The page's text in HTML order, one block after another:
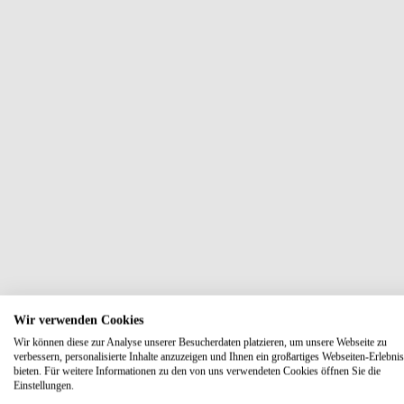
Wir verwenden Cookies
Wir können diese zur Analyse unserer Besucherdaten platzieren, um unsere Webseite zu
verbessern, personalisierte Inhalte anzuzeigen und Ihnen ein großartiges Webseiten-
bieten. Für weitere Informationen zu den von uns verwendeten Cookies öffnen Sie die
Einstellungen.